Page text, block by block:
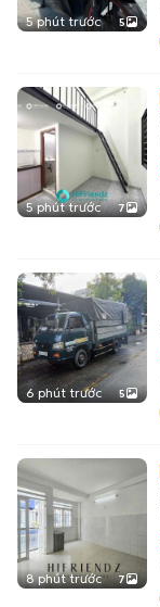
5 phút trước 5
5 phút trước 7
6 phút trước 5
8 phút trước 7